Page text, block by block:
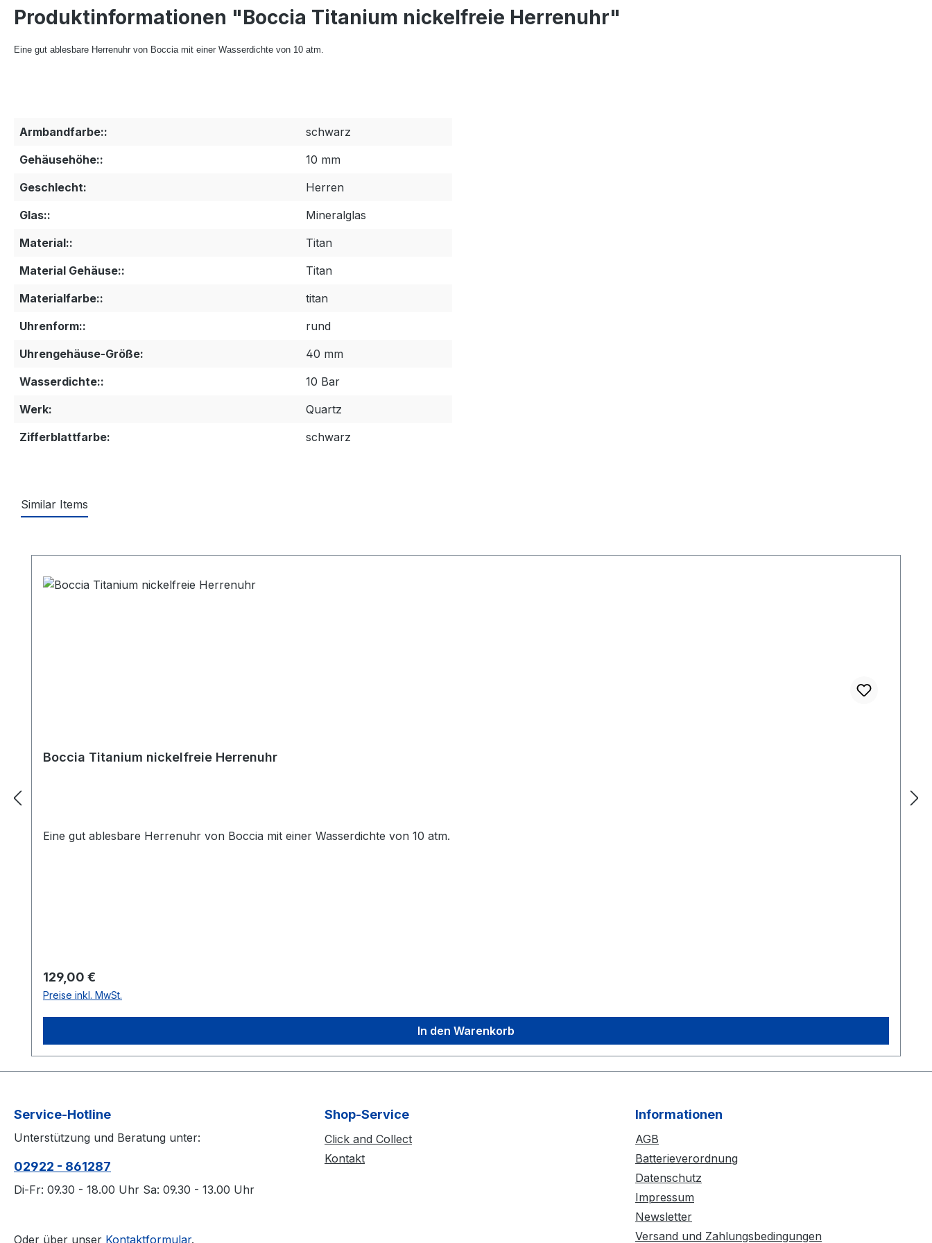
Produktinformationen "Boccia Titanium nickelfreie Herrenuhr"
Eine gut ablesbare Herrenuhr von Boccia mit einer Wasserdichte von 10 atm.
Armbandfarbe::
schwarz
Gehäusehöhe::
10 mm
Geschlecht:
Herren
Glas::
Mineralglas
Material::
Titan
Material Gehäuse::
Titan
Materialfarbe::
titan
Uhrenform::
rund
Uhrengehäuse-Größe:
40 mm
Wasserdichte::
10 Bar
Werk:
Quartz
Zifferblattfarbe:
schwarz
Similar Items
Boccia Titanium nickelfreie Herrenuhr
Eine gut ablesbare Herrenuhr von Boccia mit einer Wasserdichte von 10 atm.
Regulärer Preis:
129,00 €
Preise inkl. MwSt.
In den Warenkorb
Service-Hotline
Unterstützung und Beratung unter:
02922 - 861287
Di-Fr: 09.30 - 18.00 Uhr Sa: 09.30 - 13.00 Uhr
Oder über unser Kontaktformular.
Shop-Service
Click and Collect
Kontakt
Informationen
AGB
Batterieverordnung
Datenschutz
Impressum
Newsletter
Versand und Zahlungsbedingungen